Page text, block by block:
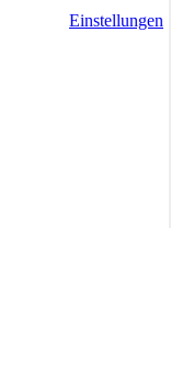
Einstellungen